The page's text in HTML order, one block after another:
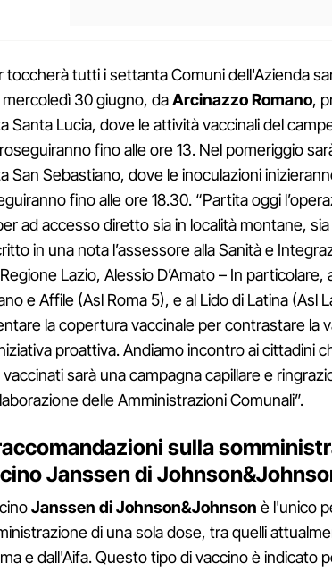
toccherà tutti i settanta Comuni dell'Azienda
30 giugno, daArcinazzo Romano,
Santa Lucia, dove le attività vaccinali del
fino alle ore 13. Nel pomeriggio
San Sebastiano, dove le inoculazioni
fino alle ore 18.30. “Partita oggi
ad accesso diretto sia in località montane, sia
in una nota l’assessore alla Sanità e
Lazio, Alessio D’Amato – In particolare,
e Affile (Asl Roma 5), e al Lido di Latina (Asl
la copertura vaccinale per contrastare la
proattiva. Andiamo incontro ai cittadini
sarà una campagna capillare e
delle Amministrazioni Comunali”.
sulla
Janssen di
Janssen di Johnson&Johnson è l'unico
di una sola dose, tra quelli
e dall'Aifa. Questo tipo di vaccino è indicato